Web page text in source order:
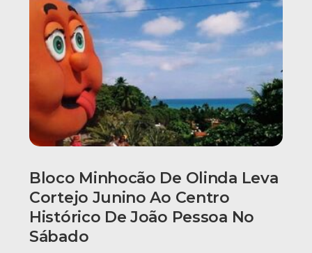
Bloco Minhocão De Olinda Leva
Cortejo Junino Ao Centro
Histórico De João Pessoa No
Sábado